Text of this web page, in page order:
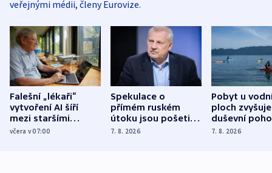
veřejnými médii, členy Eurovize.
Falešní „lékaři“
vytvoření AI šíří
mezi staršími
Poláky nebezpečné
včera v 07:00
Spekulace o
přímém ruském
útoku jsou pošetilé,
míní estonský
7. 8. 2026
Pobyt u
ploch zvyšuje
duševní
ukázala
7. 8. 2026